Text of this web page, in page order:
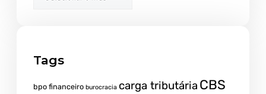
Tags
bpo financeiro burocracia carga tributária CBS